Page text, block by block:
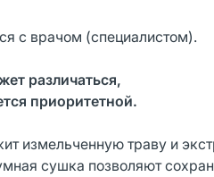
с врачом (специалистом).
различаться,
приоритетной.
измельченную траву и
сушка позволяют